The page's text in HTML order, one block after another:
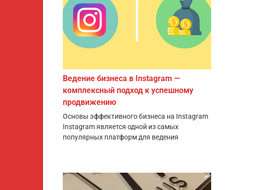
Ведение бизнеса в Instagram —
комплексный подход к успешному
продвижению
Основы эффективного бизнеса на Instagram
Instagram является одной из самых
популярных платформ для ведения